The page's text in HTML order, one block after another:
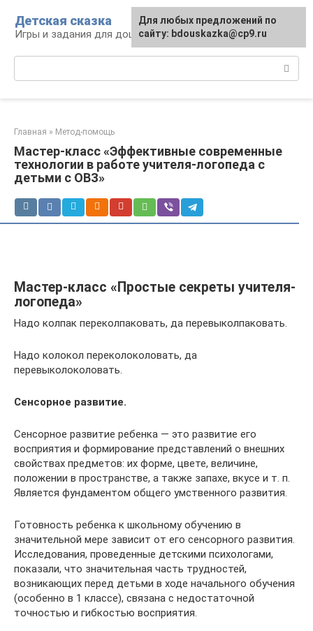
контенту
Детская сказка
Игры и задания для дошкольников
Главная » Метод-помощь
Мастер-класс «Эффективные современные
технологии в работе учителя-логопеда с
детьми с ОВЗ»
Мастер-класс «Простые секреты учителя-
логопеда»
Надо колпак переколпаковать, да перевыколпаковать.
Надо колокол переколоколовать, да
перевыколоколовать.
Сенсорное развитие.
Сенсорное развитие ребенка — это развитие его
восприятия и формирование представлений о внешних
свойствах предметов: их форме, цвете, величине,
положении в пространстве, а также запахе, вкусе и т. п.
Является фундаментом общего умственного развития.
Готовность ребенка к школьному обучению в
значительной мере зависит от его сенсорного развития.
Исследования, проведенные детскими психологами,
показали, что значительная часть трудностей,
возникающих перед детьми в ходе начального обучения
(особенно в 1 классе), связана с недостаточной
точностью и гибкостью восприятия.
Для любых предложений по
сайту: bdouskazka@cp9.ru